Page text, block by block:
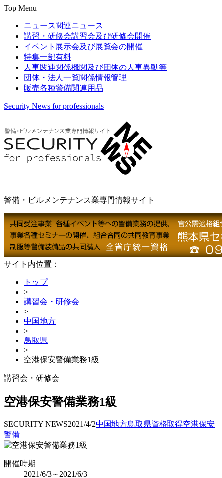
Top Menu
ニュース関連ニュース
講習・研修会講習会及び研修会開催
イベント 展示会及び展覧会の開催
特集一部有料
人事関連関係機関及び団体の人事異動等
団体・法人一覧関係情報管理
販売各種警備関連用品
Security News for professionals
警備・ビルメンテナンス業専門情報サイト
サイト内位置：
トップ
>
講習会・研修会
>
中国地方
>
鳥取県
>
空港保安警備業務1級
講習会・研修会
空港保安警備業務1級
SECURITY NEWS2021/4/2中国地方鳥取県資格取得空港保安
警備
開催時期
2021/6/3～2021/6/3